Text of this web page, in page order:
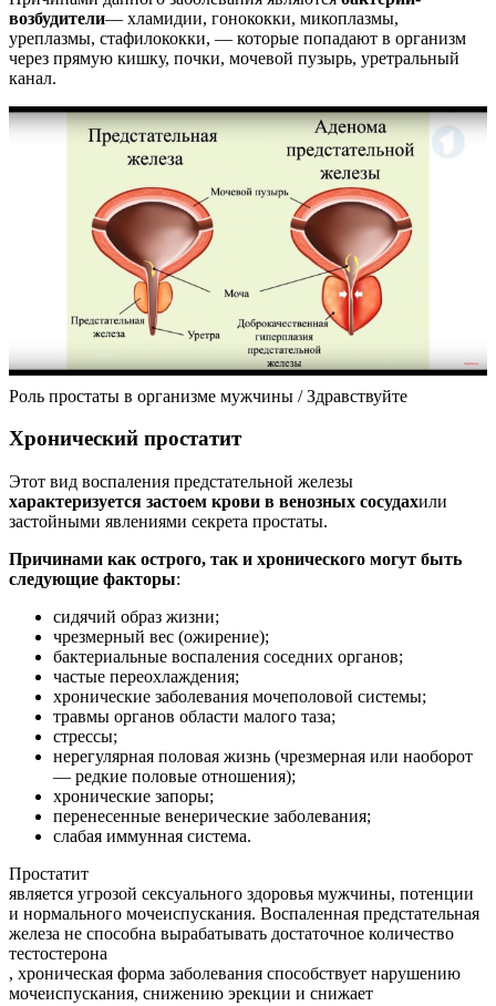
возбудители— хламидии, гонококки, микоплазмы,
уреплазмы, стафилококки, — которые попадают в организм
через прямую кишку, почки, мочевой пузырь, уретральный
канал.
Роль простаты в организме мужчины / Здравствуйте
Хронический простатит
Этот вид воспаления предстательной железы
характеризуется застоем крови в венозных сосудахили
застойными явлениями секрета простаты.
Причинами как острого, так и хронического могут быть
следующие факторы:
сидячий образ жизни;
чрезмерный вес (ожирение);
бактериальные воспаления соседних органов;
частые переохлаждения;
хронические заболевания мочеполовой системы;
травмы органов области малого таза;
стрессы;
нерегулярная половая жизнь (чрезмерная или наоборот
— редкие половые отношения);
хронические запоры;
перенесенные венерические заболевания;
слабая иммунная система.
Простатит
является угрозой сексуального здоровья мужчины, потенции
и нормального мочеиспускания. Воспаленная предстательная
железа не способна вырабатывать достаточное количество
тестостерона
, хроническая форма заболевания способствует нарушению
мочеиспускания, снижению эрекции и снижает